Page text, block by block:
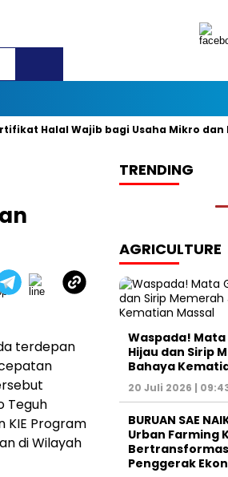
Halal Wajib bagi Usaha Mikro dan
terdepan
Teguh
KIE Program
di Wilayah
TRENDING
AGRICULTURE
Waspada!
Hijau dan Sirip
Bahaya
20 Juli 2026 |
BURUAN SAE
Urban Farming
Penggerak